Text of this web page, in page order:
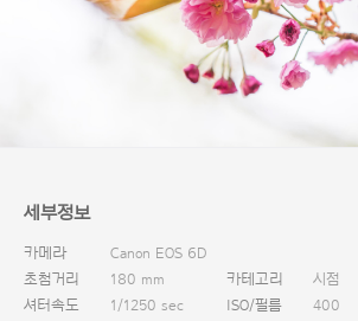
세부정보
카메라
Canon EOS 6D
초첨거리
180 mm 카테고리
시점
셔터속도
1/1250 sec ISO/필름
400